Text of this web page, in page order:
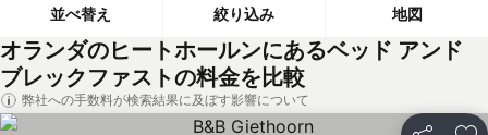
並べ替え 絞り込み 地図
オランダのヒートホールンにあるベッド アンド
ブレックファストの料金を比較
弊社への手数料が検索結果に及ぼす影響について